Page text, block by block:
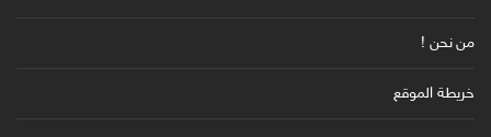
من نحن !
خريطة الموقع